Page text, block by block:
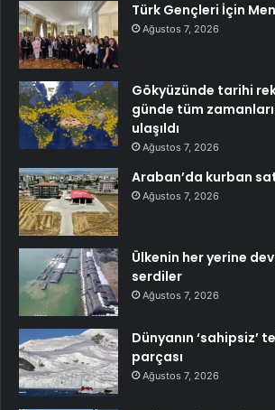
Türk Gençleri İçin
Ağustos 7, 2026
Gökyüzünde tarihi
günde tüm
ulaşıldı
Ağustos 7, 2026
Araban’da kurban
Ağustos 7, 2026
Ülkenin her yerine
serdiler
Ağustos 7, 2026
Dünyanın ‘sahipsiz’
parçası
Ağustos 7, 2026